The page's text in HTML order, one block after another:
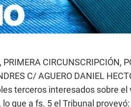
CIRCUNSCRIPCIÓN,
C/ AGUERO DANIEL
terceros interesados sobre el
que a fs. 5 el Tribunal proveyó: